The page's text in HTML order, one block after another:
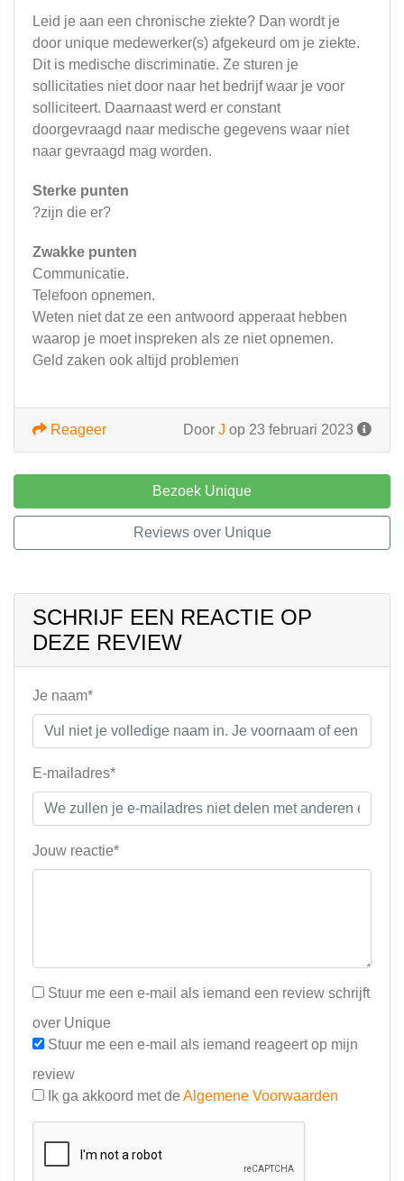
Leid je aan een chronische ziekte? Dan wordt je
door unique medewerker(s) afgekeurd om je ziekte.
Dit is medische discriminatie. Ze sturen je
sollicitaties niet door naar het bedrijf waar je voor
solliciteert. Daarnaast werd er constant
doorgevraagd naar medische gegevens waar niet
naar gevraagd mag worden.
Sterke punten
?zijn die er?
Zwakke punten
Communicatie.
Telefoon opnemen.
Weten niet dat ze een antwoord apperaat hebben
waarop je moet inspreken als ze niet opnemen.
Geld zaken ook altijd problemen
Door J op 23 februari 2023
Reageer
Bezoek Unique
Reviews over Unique
SCHRIJF EEN REACTIE OP
DEZE REVIEW
Je naam*
E-mailadres*
Jouw reactie*
Stuur me een e-mail als iemand een review schrijft
over Unique
Stuur me een e-mail als iemand reageert op mijn
review
Ik ga akkoord met de Algemene Voorwaarden